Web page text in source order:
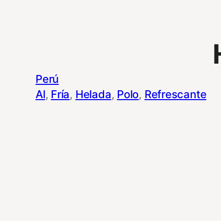
Perú
Al, Fría, Helada, Polo, Refrescante